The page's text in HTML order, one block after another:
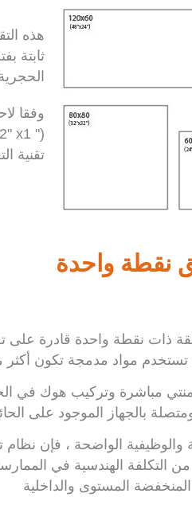
هذه
الحجرية السميكة
تقنية
نقطة واحدة
ذات نقطة واحدة قادرة على
تستخدم مواد مدمجة تكون
مباشرة وتركيب هوك في
بالجهاز الموجود على
والوظيفية الواضحة ، فإن
التكلفة الهندسية في
المستوى والداخلية